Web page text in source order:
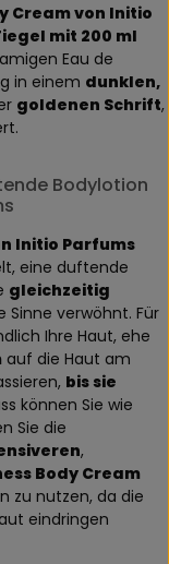
Cream von Initio
mit 200 ml
Eau de
in einem dunklen,
goldenen Schrift,
Bodylotion
Initio Parfums
eine duftende
gleichzeitig
Sinne verwöhnt. Für
Ihre Haut, ehe
auf die Haut am
bis sie
können Sie wie
Sie die
,
Body Cream
zu nutzen, da die
eindringen